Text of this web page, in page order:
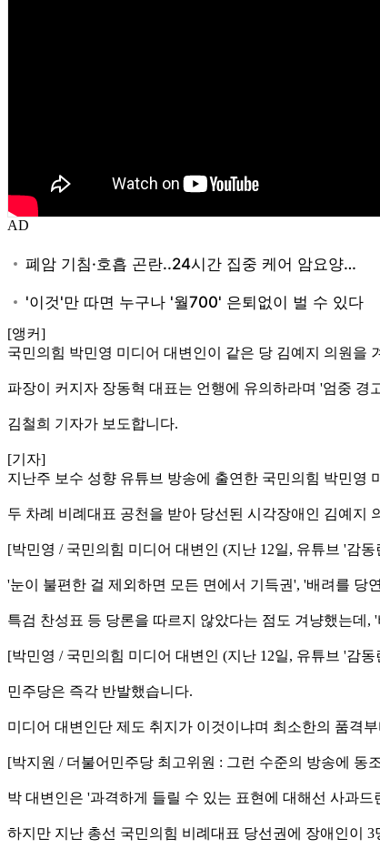
AD
[앵커]
국민의힘 박민영 미디어 대변인이 같은 당 김예지 의원을
파장이 커지자 장동혁 대표는 언행에 유의하라며 '엄중 경
김철희 기자가 보도합니다.
[기자]
지난주 보수 성향 유튜브 방송에 출연한 국민의힘 박민영
두 차례 비례대표 공천을 받아 당선된 시각장애인 김예지
[박민영 / 국민의힘 미디어 대변인 (지난 12일, 유튜브 '감
'눈이 불편한 걸 제외하면 모든 면에서 기득권', '배려를 당
특검 찬성표 등 당론을 따르지 않았다는 점도 겨냥했는데
[박민영 / 국민의힘 미디어 대변인 (지난 12일, 유튜브 '감
민주당은 즉각 반발했습니다.
미디어 대변인단 제도 취지가 이것이냐며 최소한의 품격
[박지원 / 더불어민주당 최고위원 : 그런 수준의 방송에
박 대변인은 '과격하게 들릴 수 있는 표현에 대해선 사과드
하지만 지난 총선 국민의힘 비례대표 당선권에 장애인이